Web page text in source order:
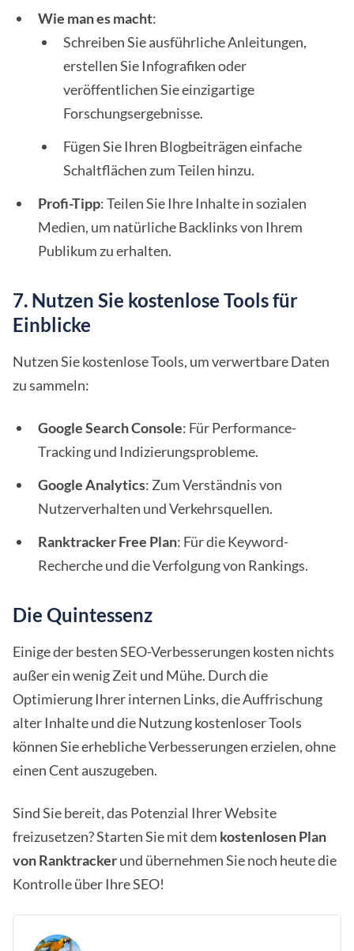
Wie man es macht:
Schreiben Sie ausführliche Anleitungen,
erstellen Sie Infografiken oder
veröffentlichen Sie einzigartige
Forschungsergebnisse.
Fügen Sie Ihren Blogbeiträgen einfache
Schaltflächen zum Teilen hinzu.
Profi-Tipp: Teilen Sie Ihre Inhalte in sozialen
Medien, um natürliche Backlinks von Ihrem
Publikum zu erhalten.
7. Nutzen Sie kostenlose Tools für
Einblicke
Nutzen Sie kostenlose Tools, um verwertbare Daten
zu sammeln:
Google Search Console: Für Performance-
Tracking und Indizierungsprobleme.
Google Analytics: Zum Verständnis von
Nutzerverhalten und Verkehrsquellen.
Ranktracker Free Plan: Für die Keyword-
Recherche und die Verfolgung von Rankings.
Die Quintessenz
Einige der besten SEO-Verbesserungen kosten nichts
außer ein wenig Zeit und Mühe. Durch die
Optimierung Ihrer internen Links, die Auffrischung
alter Inhalte und die Nutzung kostenloser Tools
können Sie erhebliche Verbesserungen erzielen, ohne
einen Cent auszugeben.
Sind Sie bereit, das Potenzial Ihrer Website
freizusetzen? Starten Sie mit dem kostenlosen Plan
von Ranktrackerund übernehmen Sie noch heute die
Kontrolle über Ihre SEO!